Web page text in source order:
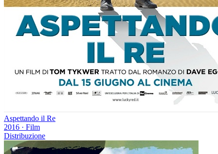
Aspettando il Re
2016 · Film
Distribuzione